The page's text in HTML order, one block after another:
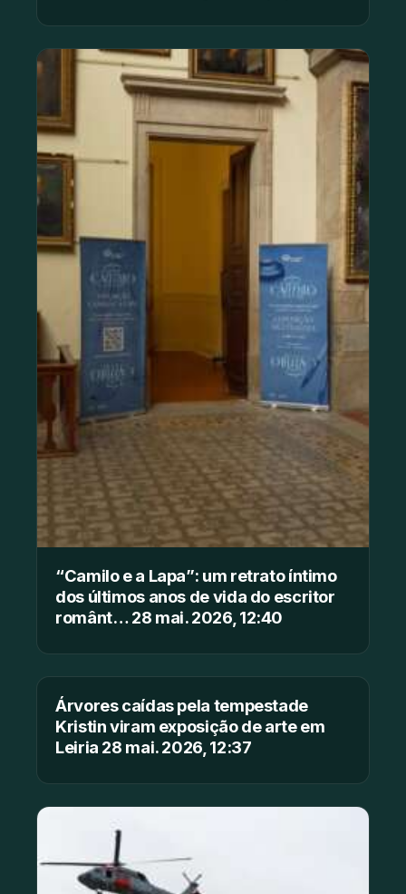
“Camilo e a Lapa”: um retrato íntimo
dos últimos anos de vida do escritor
românt… 28 mai. 2026, 12:40
Árvores caídas pela tempestade
Kristin viram exposição de arte em
Leiria 28 mai. 2026, 12:37